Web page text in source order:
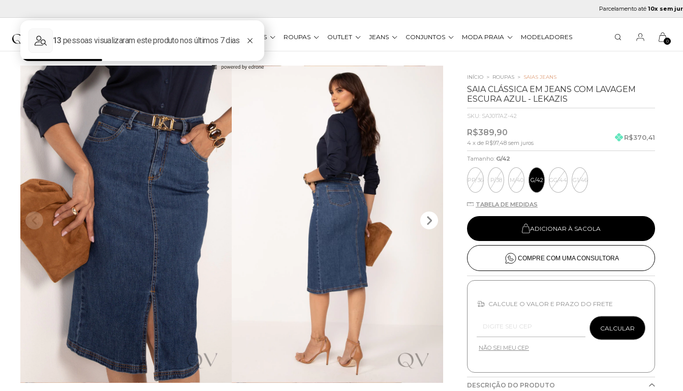
Parcelamento até10x sem juros
NOVIDADES MARCAS VESTIDOS ROUPAS OUTLET JEANS CONJUNTOS MODA PRAIA MODELADORES 0
INÍCIO > ROUPAS > SAIAS JEANS
SAIA CLÁSSICA EM JEANS COM LAVAGEM
ESCURA AZUL - LEKAZIS
SKU: SAJ017AZ-42
R$389,90
4 x de R$97,48 sem juros
R$370,41
Tamanho: G/42
PP/36 P/38 M/40 G/42 GG/44 G1/46
TABELA DE MEDIDAS
ADICIONAR À SACOLA
COMPRE COM UMA CONSULTORA
CALCULE O VALOR E PRAZO DO FRETE
CALCULAR
NÃO SEI MEU CEP
DESCRIÇÃO DO PRODUTO